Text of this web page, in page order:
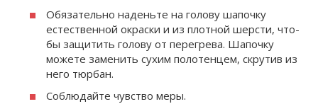
Обязательно наденьте на голову шапочку
естественной окраски и из плотной шерсти, что­
бы защитить голову от перегрева. Шапочку
можете заменить сухим полотенцем, скрутив из
него тюр­бан.
Соблюдайте чувство меры.